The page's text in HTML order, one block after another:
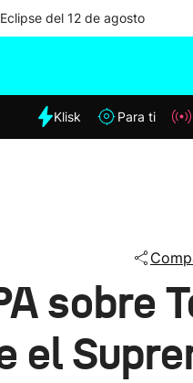
Eclipse del 12 de agosto
Klisk Para ti
sobre
el